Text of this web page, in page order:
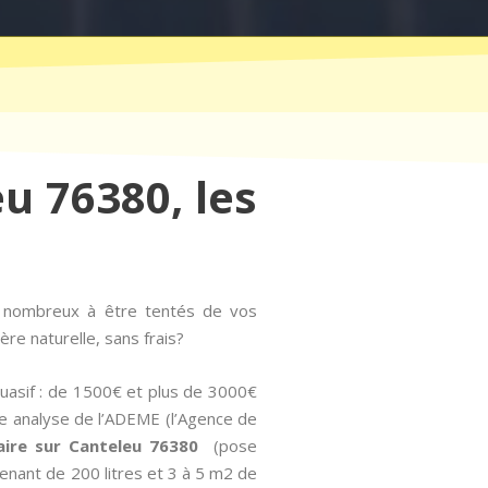
76380, les
à être tentés de vos
naturelle, sans frais?
: de 1500€ et plus de 3000€
de l’ADEME (l’Agence de
sur Canteleu 76380 (pose
de 200 litres et 3 à 5 m2 de